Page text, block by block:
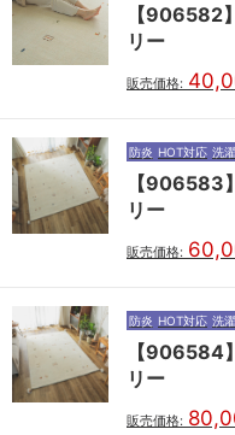
【906582
リー
販売価格:
防炎 HOT対応 洗
【906583
リー
販売価格:
防炎 HOT対応 洗
【906584
リー
販売価格: